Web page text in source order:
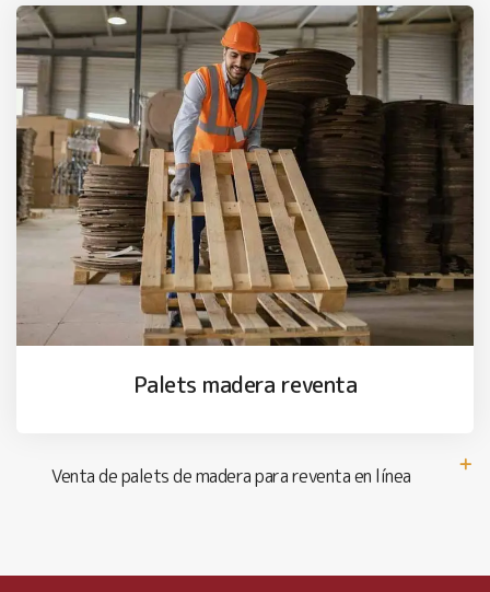
Palets madera reventa
Venta de palets de madera para reventa en línea